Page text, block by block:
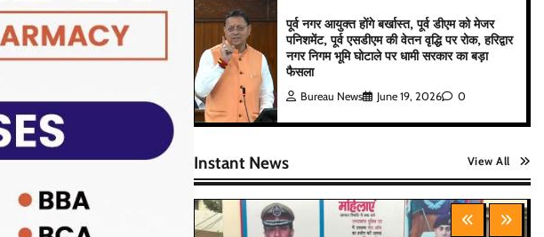
पूर्व नगर आयुक्त होंगे बर्खास्त, पूर्व डीएम को मेजर
पनिशमेंट, पूर्व एसडीएम की वेतन वृद्धि पर रोक, हरिद्वार
नगर निगम भूमि घोटाले पर धामी सरकार का बड़ा
फैसला
Bureau News June 19, 2026 0
Instant News View All